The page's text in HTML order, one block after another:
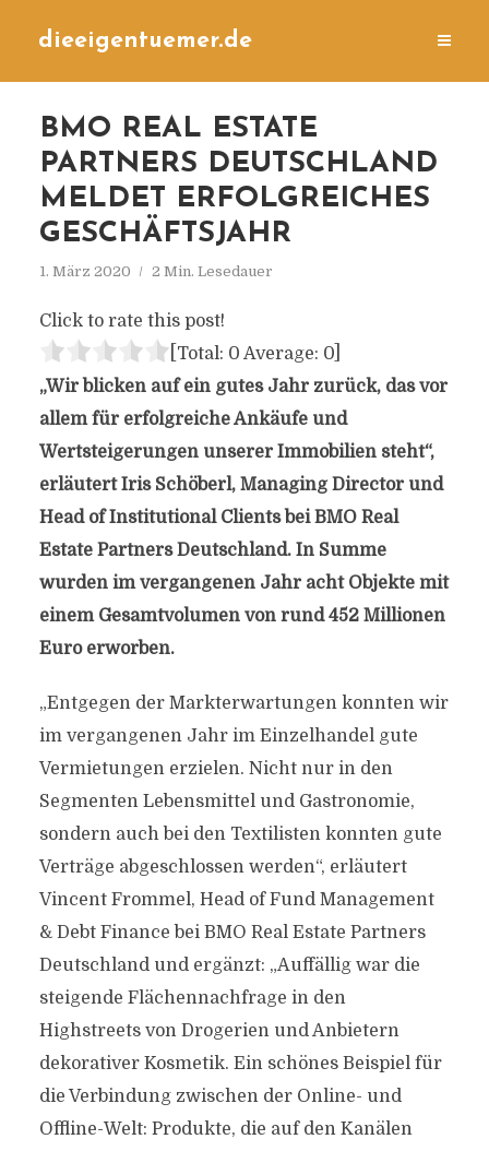
dieeigentuemer.de
BMO REAL ESTATE
PARTNERS DEUTSCHLAND
MELDET ERFOLGREICHES
GESCHÄFTSJAHR
1. März 2020 2 Min. Lesedauer
Click to rate this post!
[Total: 0 Average: 0]
„Wir blicken auf ein gutes Jahr zurück, das vor
allem für erfolgreiche Ankäufe und
Wertsteigerungen unserer Immobilien steht“,
erläutert Iris Schöberl, Managing Director und
Head of Institutional Clients bei BMO Real
Estate Partners Deutschland. In Summe
wurden im vergangenen Jahr acht Objekte mit
einem Gesamtvolumen von rund 452 Millionen
Euro erworben.
„Entgegen der Markterwartungen konnten wir
im vergangenen Jahr im Einzelhandel gute
Vermietungen erzielen. Nicht nur in den
Segmenten Lebensmittel und Gastronomie,
sondern auch bei den Textilisten konnten gute
Verträge abgeschlossen werden“, erläutert
Vincent Frommel, Head of Fund Management
& Debt Finance bei BMO Real Estate Partners
Deutschland und ergänzt: „Auffällig war die
steigende Flächennachfrage in den
Highstreets von Drogerien und Anbietern
dekorativer Kosmetik. Ein schönes Beispiel für
die Verbindung zwischen der Online- und
Offline-Welt: Produkte, die auf den Kanälen